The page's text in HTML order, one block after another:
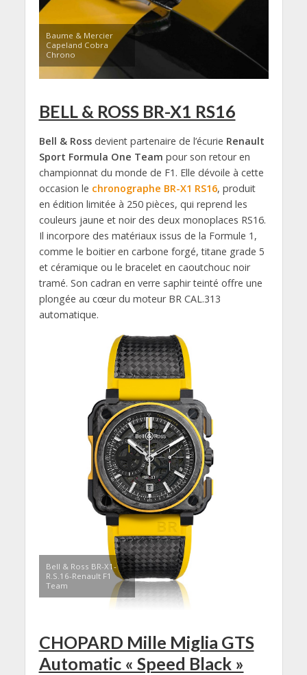
Baume & Mercier
Capeland Cobra
Chrono
BELL & ROSS BR-X1 RS16
Bell & Rossdevient partenaire de l’écurie Renault
Sport Formula One Team pour son retour en
championnat du monde de F1. Elle dévoile à cette
occasion le chronographe BR-X1 RS16, produit
en édition limitée à 250 pièces, qui reprend les
couleurs jaune et noir des deux monoplaces RS16.
Il incorpore des matériaux issus de la Formule 1,
comme le boitier en carbone forgé, titane grade 5
et céramique ou le bracelet en caoutchouc noir
tramé. Son cadran en verre saphir teinté offre une
plongée au cœur du moteur BR CAL.313
automatique.
Bell & Ross BR-X1-
R.S.16-Renault F1
Team
CHOPARD Mille Miglia GTS
Automatic « Speed Black »